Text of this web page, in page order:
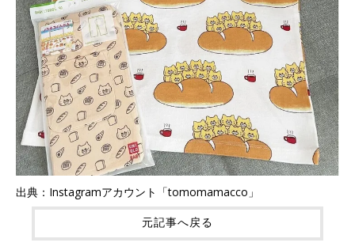
出典：Instagramアカウント「tomomamacco」
元記事へ戻る